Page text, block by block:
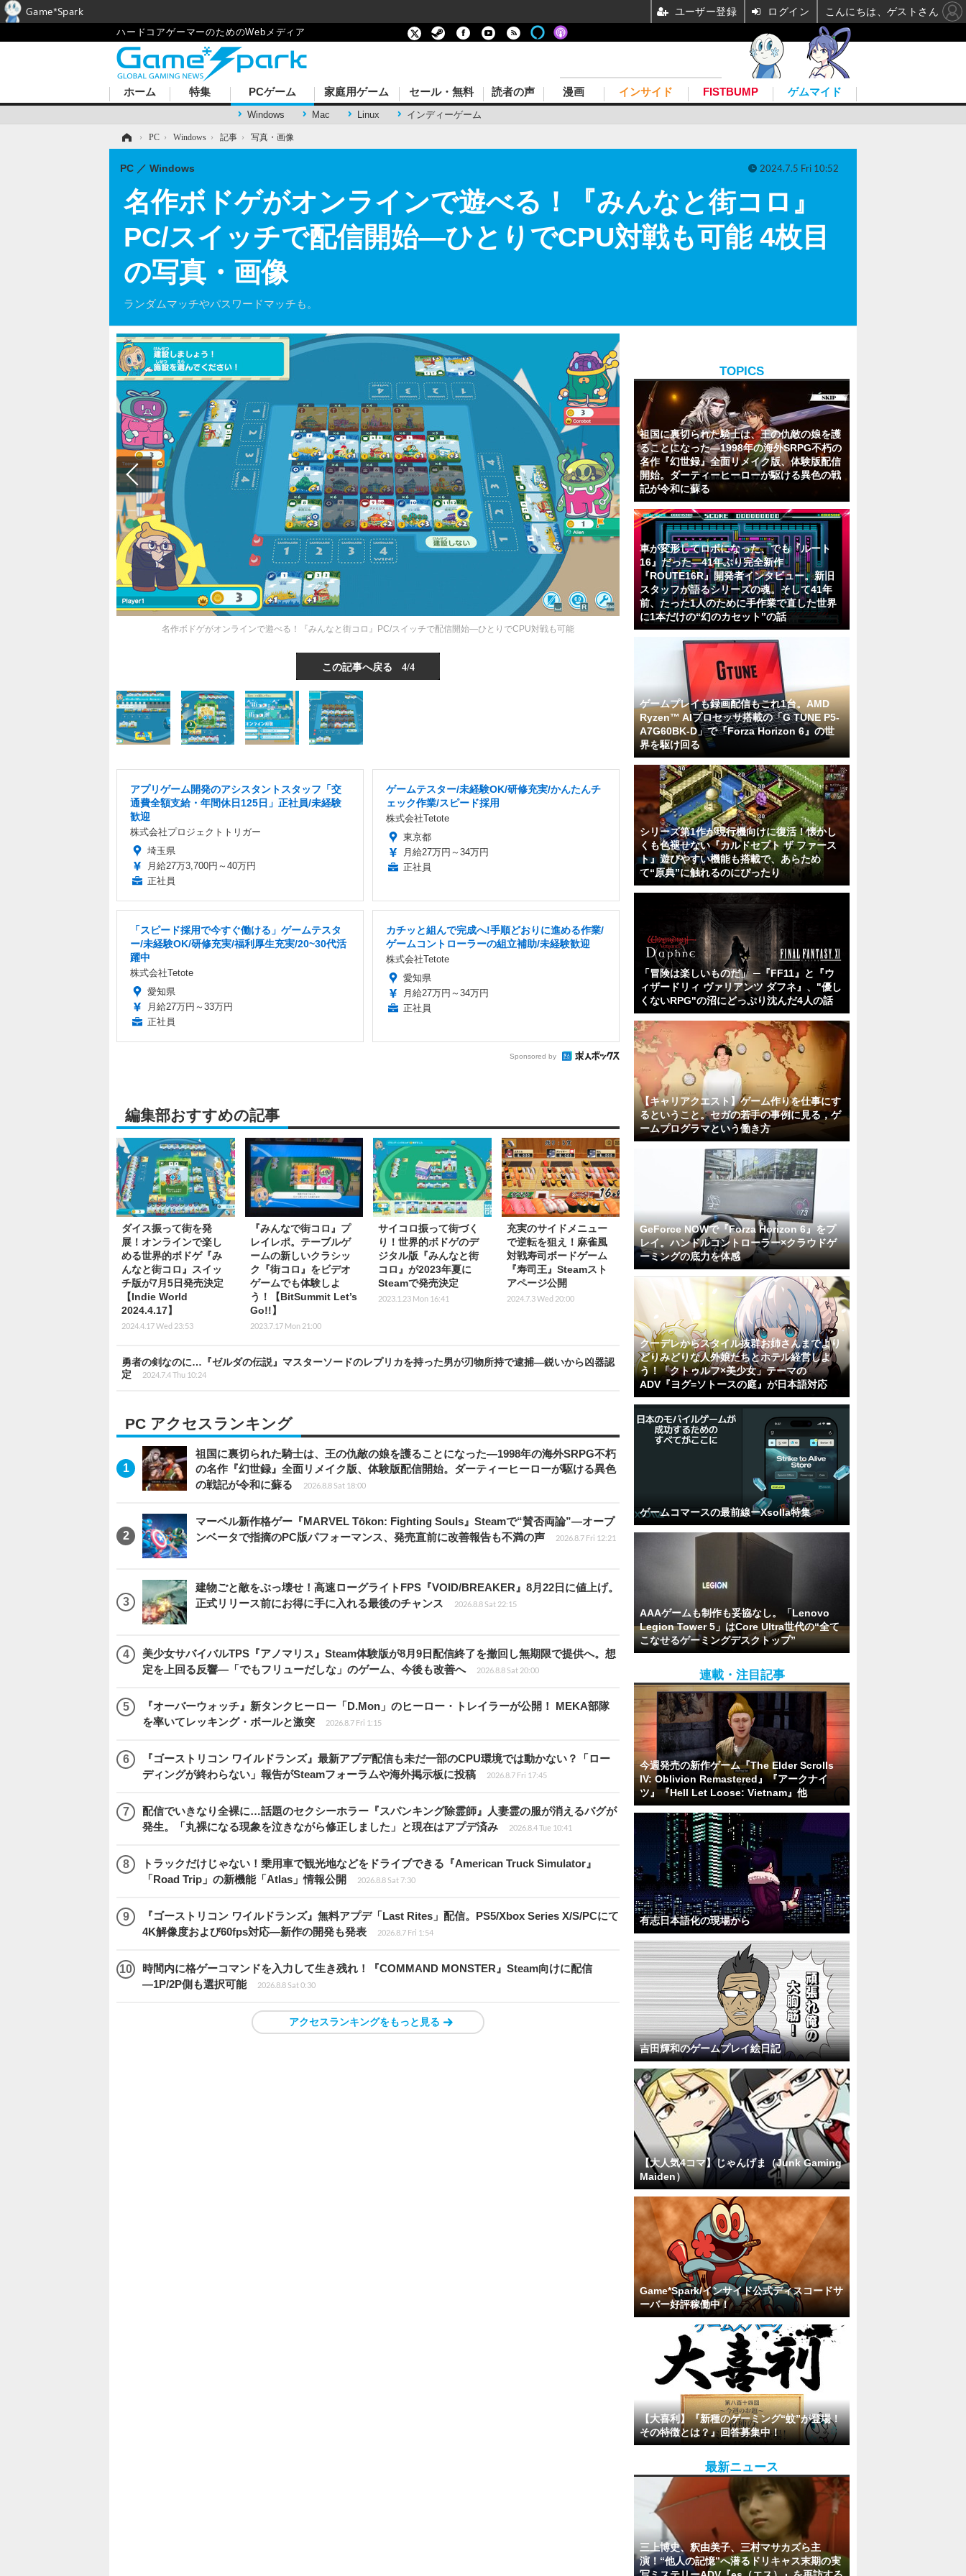
ハードコアゲーマーのためのWebメディア
ホーム 特集 PCゲーム
Windows Mac Linux インディーゲーム
家庭用ゲーム セール・無料 読者の声 漫画 インサイド FISTBUMP ゲムマイド
› PC › Windows › 記事 › 写真・画像
名作ボドゲがオンラインで遊べる！『みんなと街コロ』
PC/スイッチで配信開始―ひとりでCPU対戦も可能 4枚目
の写真・画像
ランダムマッチやパスワードマッチも。
PC Windows 2024.7.5 Fri 10:52
名作ボドゲがオンラインで遊べる！『みんなと街コロ』PC/スイッチで配信開始―ひとりでCPU対戦も可能
この記事へ戻る 4/4
アプリゲーム開発のアシスタントスタッフ「交
通費全額支給・年間休日125日」正社員/未経験
歓迎
株式会社プロジェクトトリガー
埼玉県
月給27万3,700円～40万円
正社員
ゲームテスター/未経験OK/研修充実/かんたんチ
ェック作業/スピード採用
株式会社Tetote
東京都
月給27万円～34万円
正社員
「スピード採用で今すぐ働ける」ゲームテスタ
ー/未経験OK/研修充実/福利厚生充実/20~30代活
躍中
株式会社Tetote
愛知県
月給27万円～33万円
正社員
カチッと組んで完成へ!手順どおりに進める作業/
ゲームコントローラーの組立補助/未経験歓迎
株式会社Tetote
愛知県
月給27万円～34万円
正社員
Sponsored by
編集部おすすめの記事
ダイス振って街を発
展！オンラインで楽し
める世界的ボドゲ『み
んなと街コロ』スイッ
チ版が7月5日発売決定
【Indie World
2024.4.17】
2024.4.17 Wed 23:53
『みんなで街コロ』プ
レイレポ。テーブルゲ
ームの新しいクラシッ
ク『街コロ』をビデオ
ゲームでも体験しよ
う！【BitSummit Let’s
Go!!】
2023.7.17 Mon 21:00
サイコロ振って街づく
り！世界的ボドゲのデ
ジタル版『みんなと街
コロ』が2023年夏に
Steamで発売決定
2023.1.23 Mon 16:41
充実のサイドメニュー
で逆転を狙え！麻雀風
対戦寿司ボードゲーム
『寿司王』Steamスト
アページ公開
2024.7.3 Wed 20:00
勇者の剣なのに…『ゼルダの伝説』マスターソードのレプリカを持った男が刃物所持で逮捕―鋭いから凶器認
定
2024.7.4 Thu 10:24
PC アクセスランキング
祖国に裏切られた騎士は、王の仇敵の娘を護ることになった―1998年の海外SRPG不朽
の名作『幻世録』全面リメイク版、体験版配信開始。ダーティーヒーローが駆ける異色
の戦記が令和に蘇る
2026.8.8 Sat 18:00
マーベル新作格ゲー『MARVEL Tōkon: Fighting Souls』Steamで“賛否両論”―オープ
ンベータで指摘のPC版パフォーマンス、発売直前に改善報告も不満の声
2026.8.7 Fri 12:21
建物ごと敵をぶっ壊せ！高速ローグライトFPS『VOID/BREAKER』8月22日に値上げ。
正式リリース前にお得に手に入れる最後のチャンス
2026.8.8 Sat 22:15
美少女サバイバルTPS『アノマリス』Steam体験版が8月9日配信終了を撤回し無期限で提供へ。想
定を上回る反響―「でもフリューだしな」のゲーム、今後も改善へ
2026.8.8 Sat 20:00
『オーバーウォッチ』新タンクヒーロー「D.Mon」のヒーロー・トレイラーが公開！ MEKA部隊
を率いてレッキング・ボールと激突
2026.8.7 Fri 1:15
『ゴーストリコン ワイルドランズ』最新アプデ配信も未だ一部のCPU環境では動かない？「ロー
ディングが終わらない」報告がSteamフォーラムや海外掲示板に投稿
2026.8.7 Fri 17:45
配信でいきなり全裸に…話題のセクシーホラー『スパンキング除霊師』人妻霊の服が消えるバグが
発生。「丸裸になる現象を泣きながら修正しました」と現在はアプデ済み
2026.8.4 Tue 10:41
トラックだけじゃない！乗用車で観光地などをドライブできる『American Truck Simulator』
「Road Trip」の新機能「Atlas」情報公開
2026.8.8 Sat 7:30
『ゴーストリコン ワイルドランズ』無料アプデ「Last Rites」配信。PS5/Xbox Series X/S/PCにて
4K解像度および60fps対応―新作の開発も発表
2026.8.7 Fri 1:54
時間内に格ゲーコマンドを入力して生き残れ！『COMMAND MONSTER』Steam向けに配信
―1P/2P側も選択可能
2026.8.8 Sat 0:30
アクセスランキングをもっと見る
TOPICS
祖国に裏切られた騎士は、王の仇敵の娘を護
ることになった―1998年の海外SRPG不朽の
名作『幻世録』全面リメイク版、体験版配信
開始。ダーティーヒーローが駆ける異色の戦
記が令和に蘇る
車が変形してロボになった、でも『ルート
16』だった―41年ぶり完全新作
『ROUTE16R』開発者インタビュー。新旧
スタッフが語るシリーズの魂。そして41年
前、たった1人のために手作業で直した世界
に1本だけの“幻のカセット”の話
ゲームプレイも録画配信もこれ1台。AMD
Ryzen™ AIプロセッサ搭載の「G TUNE P5-
A7G60BK-D」で『Forza Horizon 6』の世
界を駆け回る
シリーズ第1作が現行機向けに復活！懐かし
くも色褪せない『カルドセプト ザ ファース
ト』遊びやすい機能も搭載で、あらため
て“原典”に触れるのにぴったり
「冒険は楽しいものだ」 ─『FF11』と『ウ
ィザードリィ ヴァリアンツ ダフネ』、"優し
くないRPG"の沼にどっぷり沈んだ4人の話
【キャリアクエスト】ゲーム作りを仕事にす
るということ。セガの若手の事例に見る，ゲ
ームプログラマという働き方
GeForce NOWで『Forza Horizon 6』をプ
レイ。ハンドルコントローラー×クラウドゲ
ーミングの底力を体感
クーデレからスタイル抜群お姉さんまでより
どりみどりな人外娘たちとホテル経営しよ
う！「クトゥルフ×美少女」テーマの
ADV『ヨグ=ソトースの庭』が日本語対応
ゲームコマースの最前線ーXsolla特集
AAAゲームも制作も妥協なし。「Lenovo
Legion Tower 5」はCore Ultra世代の“全て
こなせるゲーミングデスクトップ”
連載・注目記事
今週発売の新作ゲーム『The Elder Scrolls
IV: Oblivion Remastered』『アークナイ
ツ』『Hell Let Loose: Vietnam』他
有志日本語化の現場から
吉田輝和のゲームプレイ絵日記
【大人気4コマ】じゃんげま（Junk Gaming
Maiden）
Game*Spark/インサイド公式ディスコードサ
ーバー好評稼働中！
【大喜利】『新種のゲーミング“蚊”が登場！
その特徴とは？』回答募集中！
最新ニュース
三上博史、釈由美子、三村マサカズら主
演！“他人の記憶”へ潜るドリキャス末期の実
Game*Spark ユーザー登録 ログイン こんにちは、ゲストさん